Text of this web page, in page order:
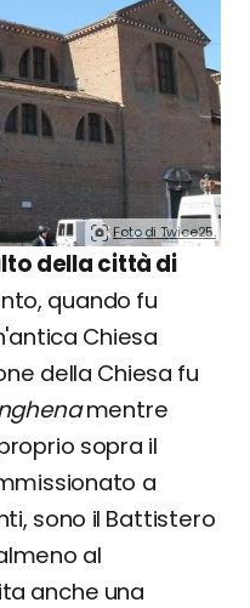
Foto di Twice25.
della città di
quando fu
Chiesa
della Chiesa fu
mentre
sopra il
a
sono il Battistero
al
anche una